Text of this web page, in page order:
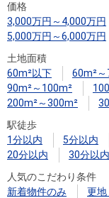
住まいと
暮らしの
税金の本
（電子ブ
ック）
ック）
価格
3,000万円～4,000万円
5,000万円～6,000万円
土地面積
60m²以下
60m²
90m²～100m²
200m²～300m²
駅徒歩
1分以内
5分以内
20分以内
30分以内
人気のこだわり条件
新着物件のみ
更地